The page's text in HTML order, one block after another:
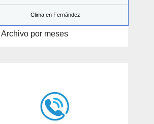
Clima en Fernández
Archivo por meses